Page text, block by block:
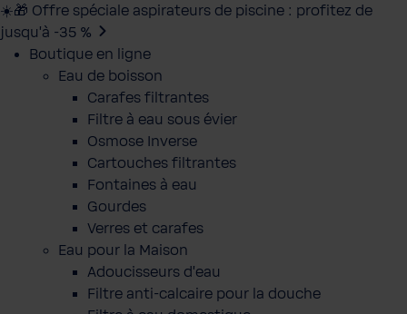
☀️🎁 Offre spéciale aspirateurs de piscine : profitez de
jusqu’à -35 %
Boutique en ligne
Eau de boisson
Carafes filtrantes
Filtre à eau sous évier
Osmose Inverse
Cartouches filtrantes
Fontaines à eau
Gourdes
Verres et carafes
Eau pour la Maison
Adoucisseurs d'eau
Filtre anti-calcaire pour la douche